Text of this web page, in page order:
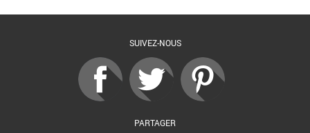
SUIVEZ-NOUS
PARTAGER